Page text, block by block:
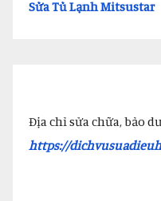
Sửa Tủ Lạnh Mitsustar
Địa chỉ sửa chữa, bảo
https://